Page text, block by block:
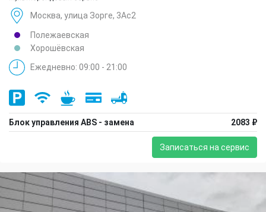
Москва, улица Зорге, 3Ас2
Полежаевская
Хорошёвская
Ежедневно: 09:00 - 21:00
Блок управления ABS - замена 2083 ₽
Записаться на сервис